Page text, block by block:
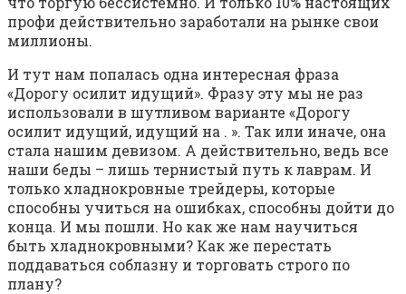
профи действительно заработали на рынке свои
миллионы.
И тут нам попалась одна интересная фраза
«Дорогу осилит идущий». Фразу эту мы не раз
использовали в шутливом варианте «Дорогу
осилит идущий, идущий на . ». Так или иначе, она
стала нашим девизом. А действительно, ведь все
наши беды – лишь тернистый путь к лаврам. И
только хладнокровные трейдеры, которые
способны учиться на ошибках, способны дойти до
конца. И мы пошли. Но как же нам научиться
быть хладнокровными? Как же перестать
поддаваться соблазну и торговать строго по
плану?